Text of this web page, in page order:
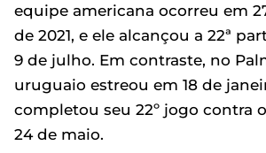
equipe americana ocorreu em
de 2021, e ele alcançou a 22ª
9 de julho. Em contraste, no
uruguaio estreou em 18 de
completou seu 22º jogo contra
24 de maio.